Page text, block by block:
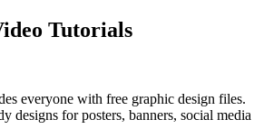
Tutorials
everyone with free graphic design files.
designs for posters, banners, social media